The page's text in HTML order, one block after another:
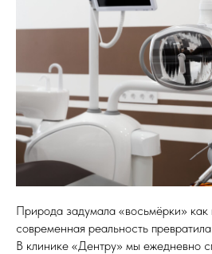
Природа задумала «восьмёрки» как
современная реальность
В клинике «Дентру» мы ежедневно